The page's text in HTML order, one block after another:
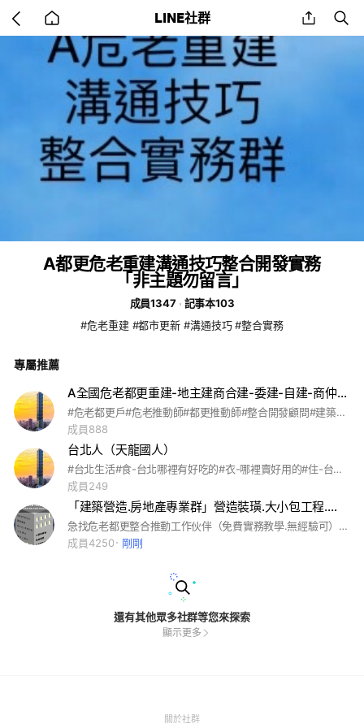
back
to
home
LINE社群 share
A都更危老重建溝通技巧整合開發實務
「非主題勿留言」
成員1347
記事本103
#危老重建 #都市更新 #溝通技巧 #整合實務
專屬推薦
A全國危老都更重建-地主建商合建-委建-自建-商仲-房仲-代銷-土地開發-公保地土地房屋買賣-總會群
#危老都更戶#危老推動師#都更推動師#整合開發顧問#建築師#估價師#地政士#經紀人#建商合建#協助委建#協助自建#協助更新會成立#危老問題#都更問題#合建契約#土地農地公業地#公設保留地#容積移轉#繼承#34-1共有問題#整合問題#估價問題#分配問題#營造廠#營建成本#建經公司#銀行資金#投資者資金#一樓問題#頂樓問題#未同意戶問題#修法建議#邀請相關產業人員入群討論#邀請-地主-屋主-推動師-專業人士-各都更危老協會理事長-市府官員-中央官員-立法委員-民意代表等人士入群指導了解討論#全國危老都更總會群#歡迎大家踴躍邀請朋友入群#
成員888
台北人（天龍國人）
#台北生活#食-台北哪裡有好吃的#衣-哪裡賣好用的#住-台北房價及社區資訊#行-停車及乘車資訊#育-學校、補習教育資訊#樂-好玩、好逛、私密景點#台北人生活點滴#台北人的思維#台北人的品味#天龍國人的一切#
成員249
「建築營造.房地產專業群」營造裝璜.大小包工程.危老都更.土開.公保地.重劃區.區段徵收土地
急找危老都更整合推動工作伙伴（免費實務教學.無經驗可）上中下游營造大小包工程/危老都更戶/ 危老都更推動師/老舊廠房/都更開發商/ 建築師. 估價師. 代書/建商合建/土開商仲/重劃區土地買賣/公設保留地/土地農地工業地/危老問題/都更法律規章 歡迎入群討論分享
成員4250
剛剛
還有其他眾多社群等您來探索
顯示更多
關於社群(Open